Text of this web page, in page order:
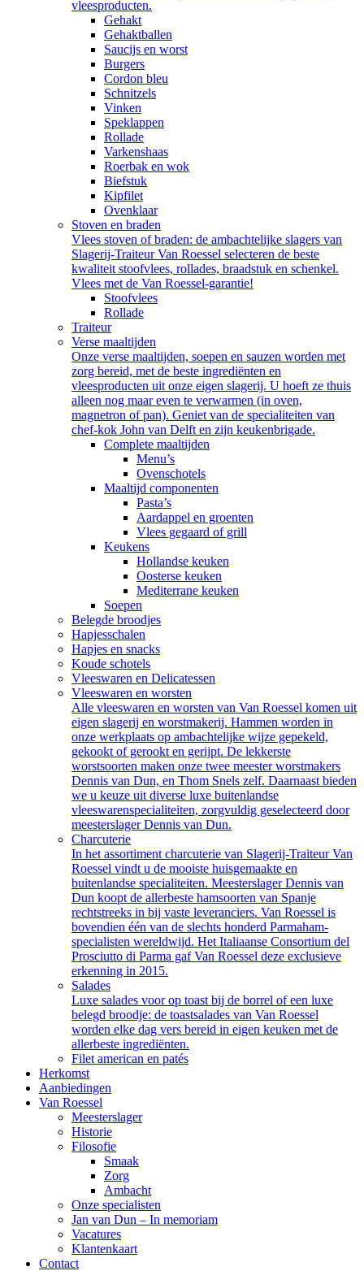
vleesproducten.
Gehakt
Gehaktballen
Saucijs en worst
Burgers
Cordon bleu
Schnitzels
Vinken
Speklappen
Rollade
Varkenshaas
Roerbak en wok
Biefstuk
Kipfilet
Ovenklaar
Stoven en braden
Vlees stoven of braden: de ambachtelijke slagers van
Slagerij-Traiteur Van Roessel selecteren de beste
kwaliteit stoofvlees, rollades, braadstuk en schenkel.
Vlees met de Van Roessel-garantie!
Stoofvlees
Rollade
Traiteur
Verse maaltijden
Onze verse maaltijden, soepen en sauzen worden met
zorg bereid, met de beste ingrediënten en
vleesproducten uit onze eigen slagerij. U hoeft ze thuis
alleen nog maar even te verwarmen (in oven,
magnetron of pan). Geniet van de specialiteiten van
chef-kok John van Delft en zijn keukenbrigade.
Complete maaltijden
Menu’s
Ovenschotels
Maaltijd componenten
Pasta’s
Aardappel en groenten
Vlees gegaard of grill
Keukens
Hollandse keuken
Oosterse keuken
Mediterrane keuken
Soepen
Belegde broodjes
Hapjesschalen
Hapjes en snacks
Koude schotels
Vleeswaren en Delicatessen
Vleeswaren en worsten
Alle vleeswaren en worsten van Van Roessel komen uit
eigen slagerij en worstmakerij. Hammen worden in
onze werkplaats op ambachtelijke wijze gepekeld,
gekookt of gerookt en gerijpt. De lekkerste
worstsoorten maken onze twee meester worstmakers
Dennis van Dun, en Thom Snels zelf. Daarnaast bieden
we u keuze uit diverse luxe buitenlandse
vleeswarenspecialiteiten, zorgvuldig geselecteerd door
meesterslager Dennis van Dun.
Charcuterie
In het assortiment charcuterie van Slagerij-Traiteur Van
Roessel vindt u de mooiste huisgemaakte en
buitenlandse specialiteiten. Meesterslager Dennis van
Dun koopt de allerbeste hamsoorten van Spanje
rechtstreeks in bij vaste leveranciers. Van Roessel is
bovendien één van de slechts honderd Parmaham-
specialisten wereldwijd. Het Italiaanse Consortium del
Prosciutto di Parma gaf Van Roessel deze exclusieve
erkenning in 2015.
Salades
Luxe salades voor op toast bij de borrel of een luxe
belegd broodje: de toastsalades van Van Roessel
worden elke dag vers bereid in eigen keuken met de
allerbeste ingrediënten.
Filet american en patés
Herkomst
Aanbiedingen
Van Roessel
Meesterslager
Historie
Filosofie
Smaak
Zorg
Ambacht
Onze specialisten
Jan van Dun – In memoriam
Vacatures
Klantenkaart
Contact